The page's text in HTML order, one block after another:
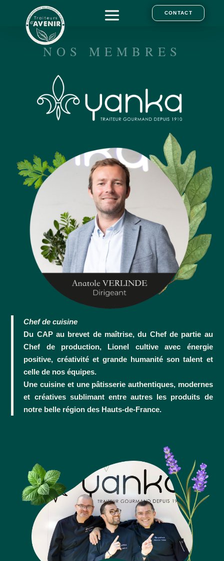
CONTACT
NOS MEMBRES
Chef de cuisine
Du CAP au brevet de maîtrise, du Chef de partie au
Chef de production, Lionel cultive avec énergie
positive, créativité et grande humanité son talent et
celle de nos équipes.
Une cuisine et une pâtisserie authentiques, modernes
et créatives sublimant entre autres les produits de
notre belle région des Hauts-de-France.